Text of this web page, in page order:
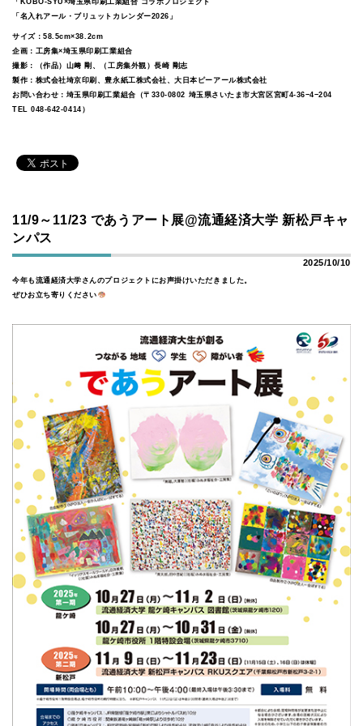
「名入れアール・ブリュットカレンダー2026」
サイズ：58.5cm×38.2cm
企画：工房集×埼玉県印刷工業組合
撮影：（作品）山﨑 剛、（工房集外観）長崎 剛志
製作：株式会社埼京印刷、豊永紙工株式会社、大日本ピーアール株式会社
お問い合わせ：埼玉県印刷工業組合（〒330-0802 埼玉県さいたま市大宮区宮町4-36−4−204
TEL 048-642-0414）
11/9～11/23 であうアート展@流通経済大学 新松戸キャ
ンパス
2025/10/10
今年も流通経済大学さんのプロジェクトにお声掛けいただきました。
ぜひお立ち寄りください